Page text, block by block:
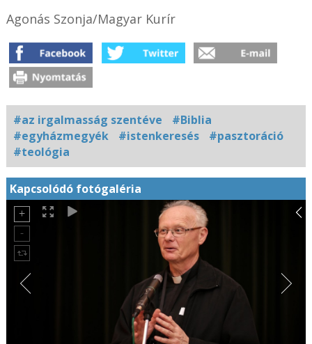
Agonás Szonja/Magyar Kurír
#az irgalmasság szentéve
#Biblia
#egyházmegyék
#istenkeresés
#pasztoráció
#teológia
Kapcsolódó fotógaléria